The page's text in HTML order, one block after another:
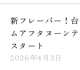
新フレーバー！
ムアフタヌーン
スタート
2026年4月3日